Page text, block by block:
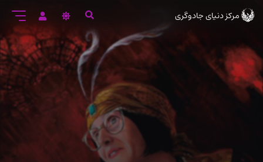
ورود
اصلی
مرکز دنیای جادوگری